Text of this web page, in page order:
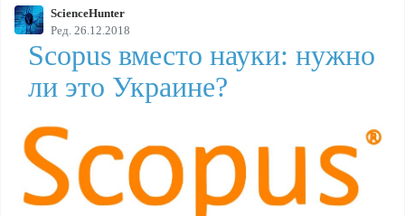
ScienceHunter
Ред. 26.12.2018
Scopus вместо науки: нужно
ли это Украине?